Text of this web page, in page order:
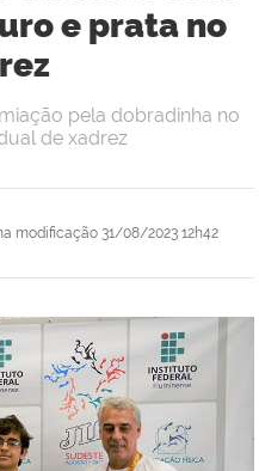
e prata no
modificação 31/08/2023 12h42
pela dobradinha no
de xadrez